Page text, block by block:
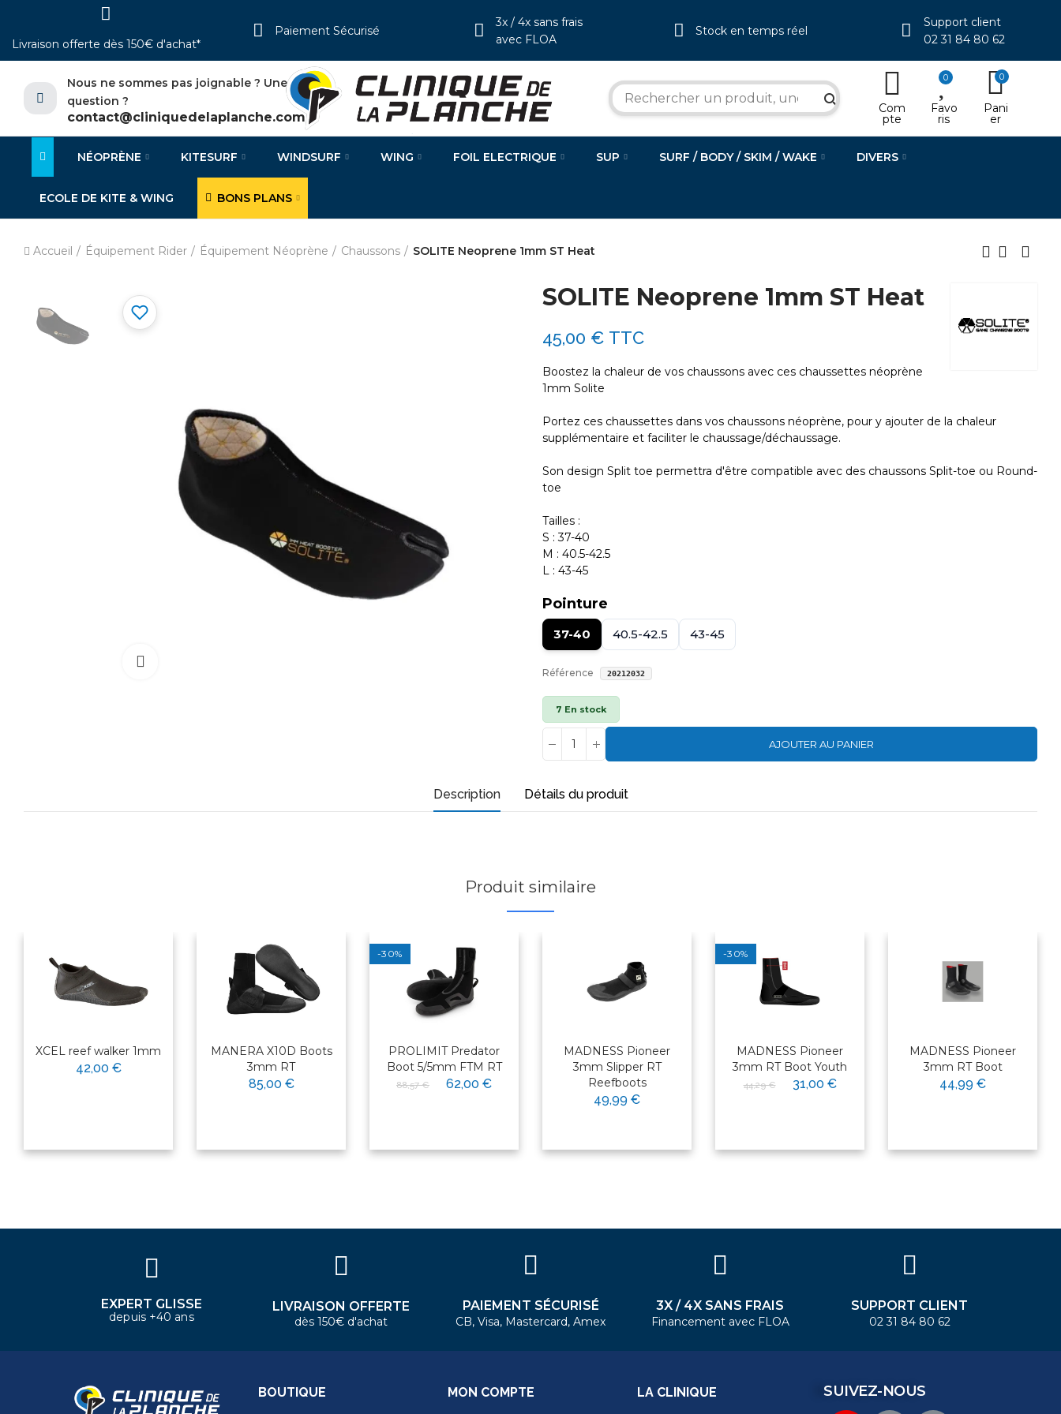
Livraison offerte dès 150€ d'achat*
Paiement Sécurisé
3x / 4x sans frais
avec FLOA
Stock en temps réel
Support client
02 31 84 80 62
Nous ne sommes pas joignable ? Une
question ?
contact@cliniquedelaplanche.com
search Com
pte
0
Favo
ris
0
Pani
er
NÉOPRÈNE KITESURF WINDSURF WING FOIL ELECTRIQUE SUP SURF / BODY / SKIM / WAKE DIVERS
ECOLE DE KITE & WING BONS PLANS
Accueil Équipement Rider Équipement Néoprène Chaussons SOLITE Neoprene 1mm ST Heat
SOLITE Neoprene 1mm ST Heat
45,00 € TTC
Boostez la chaleur de vos chaussons avec ces chaussettes néoprène
1mm Solite
Portez ces chaussettes dans vos chaussons néoprène, pour y ajouter de la chaleur
supplémentaire et faciliter le chaussage/déchaussage.
Son design Split toe permettra d'être compatible avec des chaussons Split-toe ou Round-
toe
Tailles :
S : 37-40
M : 40.5-42.5
L : 43-45
Pointure
37-40 40.5-42.5 43-45
Référence 20212032
7 En stock
AJOUTER AU PANIER
Description Détails du produit
Produit similaire
XCEL reef walker 1mm
42,00 €
MANERA X10D Boots
3mm RT
85,00 €
-30%
PROLIMIT Predator
Boot 5/5mm FTM RT
88,57 € 62,00 €
MADNESS Pioneer
3mm Slipper RT
Reefboots
49,99 €
-30%
MADNESS Pioneer
3mm RT Boot Youth
44,29 € 31,00 €
MADNESS Pioneer
3mm RT Boot
44,99 €
×
EXPERT GLISSE
depuis +40 ans
LIVRAISON OFFERTE
dès 150€ d'achat
PAIEMENT SÉCURISÉ
CB, Visa, Mastercard, Amex
3X / 4X SANS FRAIS
Financement avec FLOA
SUPPORT CLIENT
02 31 84 80 62
BOUTIQUE MON COMPTE LA CLINIQUE SUIVEZ-NOUS